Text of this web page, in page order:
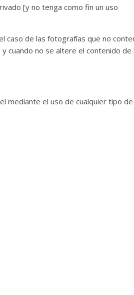
[y no tenga como fin un uso
caso de las fotografías que no
cuando no se altere el contenido de
mediante el uso de cualquier tipo de